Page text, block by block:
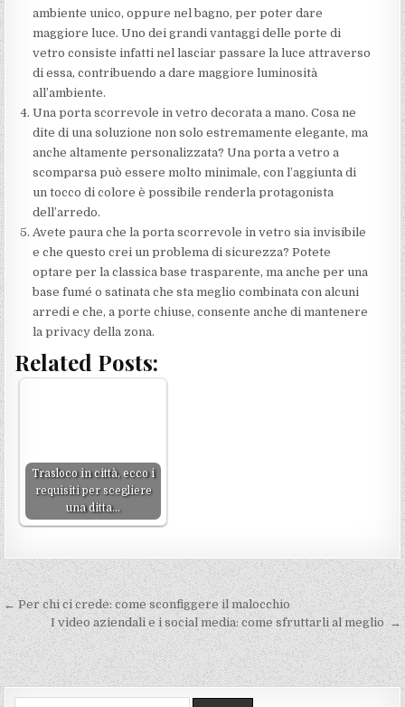
ambiente unico, oppure nel bagno, per poter dare
maggiore luce. Uno dei grandi vantaggi delle porte di
vetro consiste infatti nel lasciar passare la luce attraverso
di essa, contribuendo a dare maggiore luminosità
all’ambiente.
Una porta scorrevole in vetro decorata a mano. Cosa ne
dite di una soluzione non solo estremamente elegante, ma
anche altamente personalizzata? Una porta a vetro a
scomparsa può essere molto minimale, con l’aggiunta di
un tocco di colore è possibile renderla protagonista
dell’arredo.
Avete paura che la porta scorrevole in vetro sia invisibile
e che questo crei un problema di sicurezza? Potete
optare per la classica base trasparente, ma anche per una
base fumé o satinata che sta meglio combinata con alcuni
arredi e che, a porte chiuse, consente anche di mantenere
la privacy della zona.
Related Posts:
Trasloco in città, ecco i
requisiti per scegliere
una ditta…
Navigazione
articoli
← Per chi ci crede: come sconfiggere il malocchio
I video aziendali e i social media: come sfruttarli al meglio →